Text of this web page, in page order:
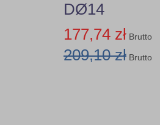
DØ14
177,74 zł Brutto
209,10 zł Brutto